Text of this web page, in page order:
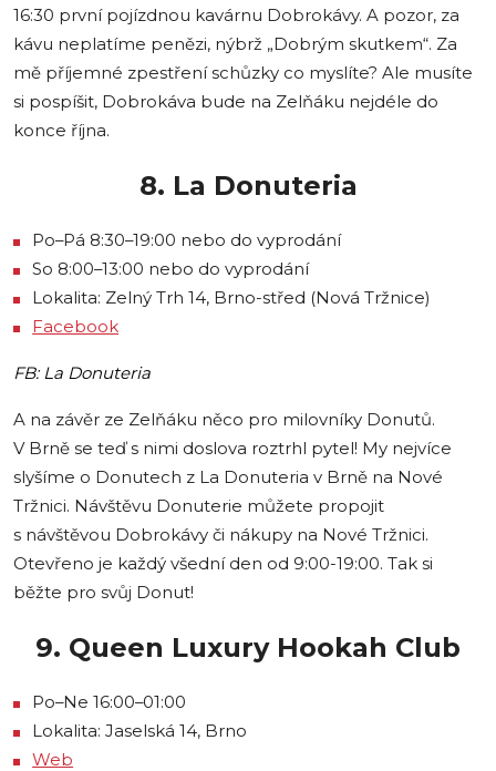
16:30 první pojízdnou kavárnu Dobrokávy. A pozor, za
kávu neplatíme penězi, nýbrž „Dobrým skutkem“. Za
mě příjemné zpestření schůzky co myslíte? Ale musíte
si pospíšit, Dobrokáva bude na Zelňáku nejdéle do
konce října.
8. La Donuteria
Po–Pá 8:30–19:00 nebo do vyprodání
So 8:00–13:00 nebo do vyprodání
Lokalita: Zelný Trh 14, Brno-střed (Nová Tržnice)
Facebook
FB: La Donuteria
A na závěr ze Zelňáku něco pro milovníky Donutů.
V Brně se teď s nimi doslova roztrhl pytel! My nejvíce
slyšíme o Donutech z La Donuteria v Brně na Nové
Tržnici. Návštěvu Donuterie můžete propojit
s návštěvou Dobrokávy či nákupy na Nové Tržnici.
Otevřeno je každý všední den od 9:00-19:00. Tak si
běžte pro svůj Donut!
9. Queen Luxury Hookah Club
Po–Ne 16:00–01:00
Lokalita: Jaselská 14, Brno
Web